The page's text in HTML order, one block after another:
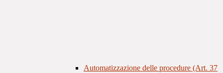
Automatizzazione delle procedure (Art. 37